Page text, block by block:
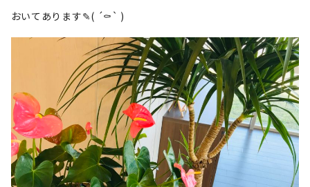
おいてあります✎( ´⚰︎` )